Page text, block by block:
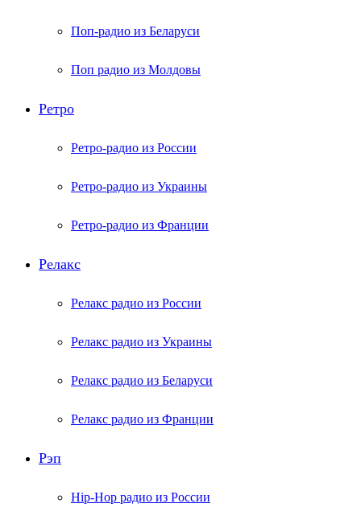
Поп-радио из Беларуси
Поп радио из Молдовы
Ретро
Ретро-радио из России
Ретро-радио из Украины
Ретро-радио из Франции
Релакс
Релакс радио из России
Релакс радио из Украины
Релакс радио из Беларуси
Релакс радио из Франции
Рэп
Hip-Hop радио из России